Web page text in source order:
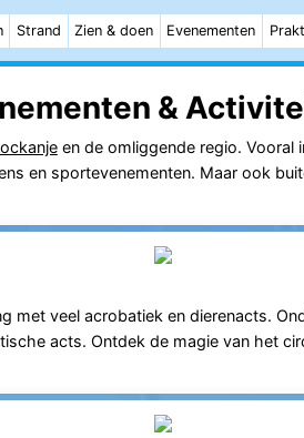
Strand Zien & doen Evenementen
&
en de omliggende regio. Vooral
en sportevenementen. Maar ook
met veel acrobatiek en dierenacts.
acts. Ontdek de magie van het